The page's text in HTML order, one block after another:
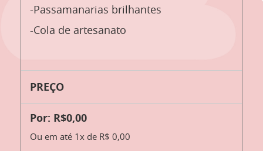
-Passamanarias brilhantes
-Cola de artesanato
PREÇO
Por: R$0,00
Ou em até 1x de R$ 0,00